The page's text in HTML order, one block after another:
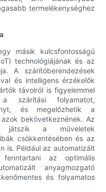
termelékenységhez
másik kulcsfontosságú
technológiájának és az
A szárítóberendezések
és intelligens érzékelők
távolról is figyelemmel
szárítási folyamatot,
és megelőzhetik a
bekövetkeznének. Az
játszik a műveletek
csökkentésében és az
is. Például az automatizált
fenntartani az optimális
anyagmozgató
és folyamatos